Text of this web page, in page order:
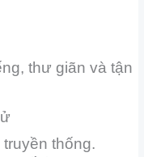
thư giãn và tận
thống.